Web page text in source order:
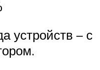
устройств – с